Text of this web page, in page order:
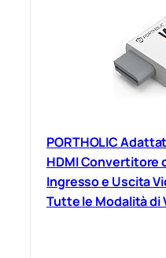
PORTHOLIC
HDMI Convertitore
Ingresso e Uscita
Tutte le Modalità di